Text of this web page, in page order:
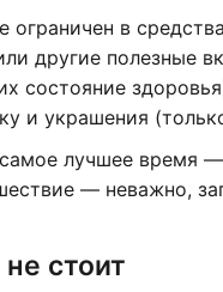
ограничен в
другие полезные
состояние
и украшения
лучшее время —
— неважно,
стоит